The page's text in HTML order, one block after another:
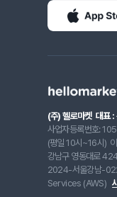
(주) 헬로마켓 대표 :
사업자등록번호:
(평일 10시~16시)
강남구 영동대로
2024-서울강남-
Services (AWS)